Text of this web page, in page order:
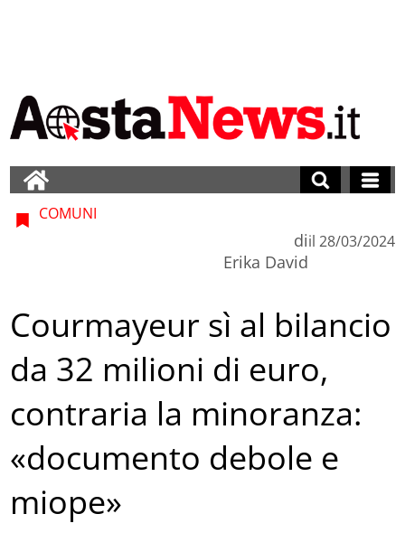
COMUNI
di
Erika David
il 28/03/2024
Courmayeur sì al bilancio
da 32 milioni di euro,
contraria la minoranza:
«documento debole e
miope»